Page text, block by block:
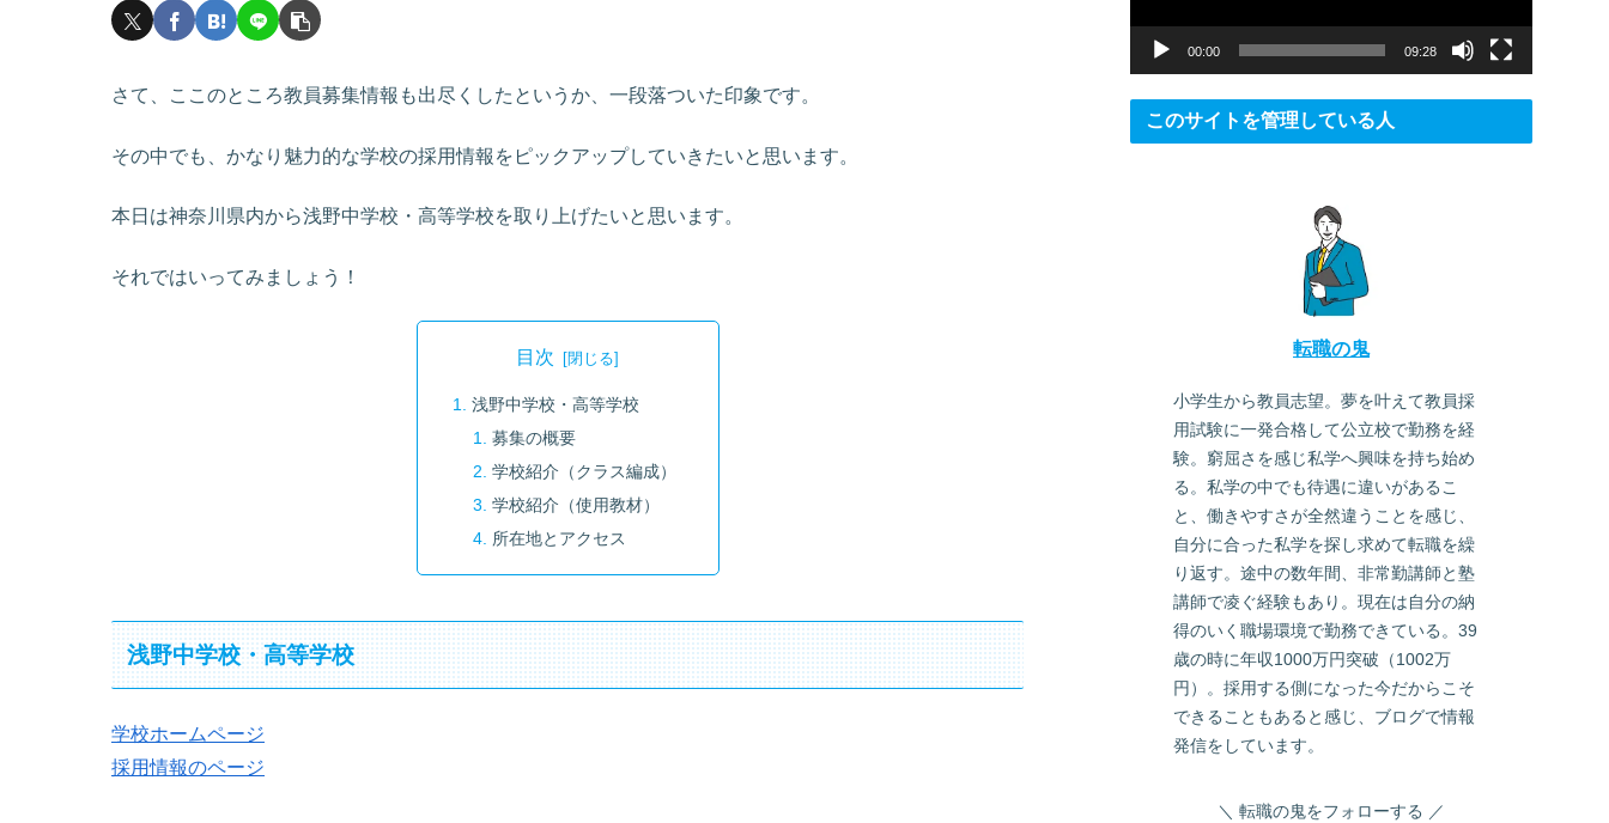
さて、ここのところ教員募集情報も出尽くしたというか、一段落ついた印象です。
その中でも、かなり魅力的な学校の採用情報をピックアップしていきたいと思います。
本日は神奈川県内から浅野中学校・高等学校を取り上げたいと思います。
それではいってみましょう！
目次
浅野中学校・高等学校
募集の概要
学校紹介（クラス編成）
学校紹介（使用教材）
所在地とアクセス
浅野中学校・高等学校
学校ホームページ
採用情報のページ
00:00 09:28
このサイトを管理している人
転職の鬼
小学生から教員志望。夢を叶えて教員採
用試験に一発合格して公立校で勤務を経
験。窮屈さを感じ私学へ興味を持ち始め
る。私学の中でも待遇に違いがあるこ
と、働きやすさが全然違うことを感じ、
自分に合った私学を探し求めて転職を繰
り返す。途中の数年間、非常勤講師と塾
講師で凌ぐ経験もあり。現在は自分の納
得のいく職場環境で勤務できている。39
歳の時に年収1000万円突破（1002万
円）。採用する側になった今だからこそ
できることもあると感じ、ブログで情報
発信をしています。
転職の鬼をフォローする